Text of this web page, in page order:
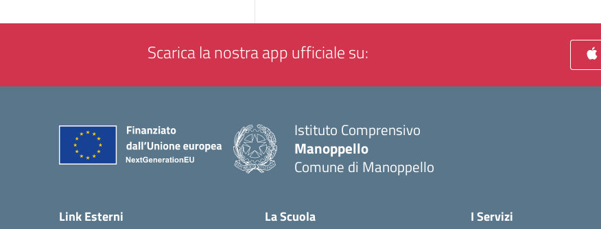
Scarica la nostra app ufficiale su:
Istituto Comprensivo
Manoppello
Comune di Manoppello
Link Esterni La Scuola I Servizi